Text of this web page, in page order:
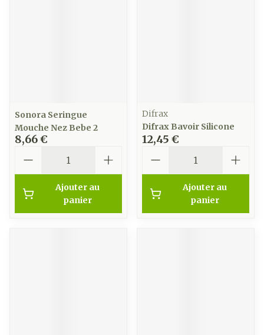
Sonora Seringue
Mouche Nez Bebe 2
8,66 €
Ajouter au
panier
Difrax
Difrax Bavoir Silicone
12,45 €
Ajouter au
panier